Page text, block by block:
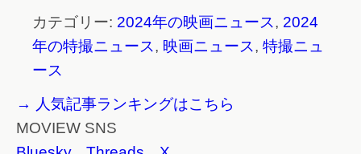
カテゴリー: 2024年の映画ニュース, 2024
年の特撮ニュース, 映画ニュース, 特撮ニュ
ース
→ 人気記事ランキングはこちら
MOVIEW SNS